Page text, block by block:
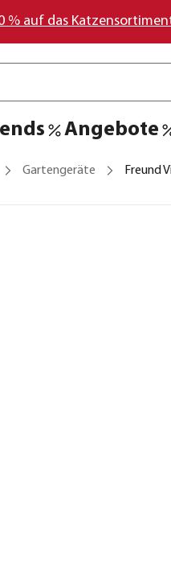
% auf das
Angebote
Gartengeräte Freund